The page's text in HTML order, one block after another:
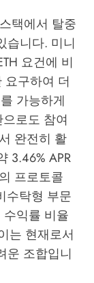
택에서 탈중
습니다. 미니
요건에 비
요구하여 더
가능하게
로도 참여
완전히 활
3.46% APR
프로토콜
수탁형 부문
수익률 비율
는 현재로서
운 조합입니